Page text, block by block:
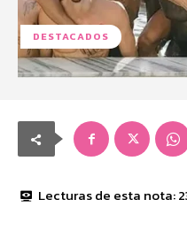
DESTACADOS
Lecturas de esta nota: